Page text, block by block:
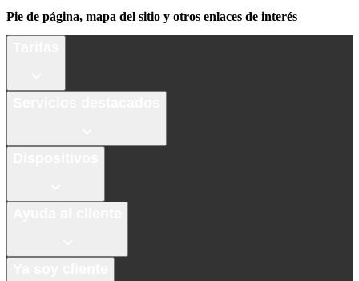
Pie de página, mapa del sitio y otros enlaces de interés